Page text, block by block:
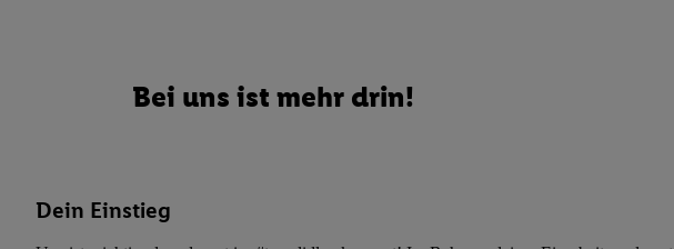
Bei uns ist mehr drin!
Dein Einstieg
zur Auswahl personalisierter Werbung.